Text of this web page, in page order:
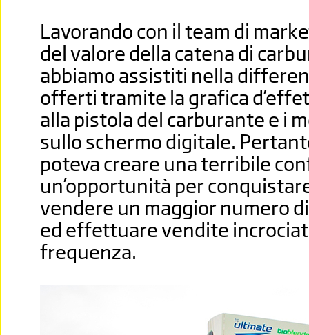
Lavorando con il team di
del valore della catena di
abbiamo assistiti nella
offerti tramite la grafica
alla pistola del carburante e i
sullo schermo digitale.
poteva creare una terribile
un’opportunità per
vendere un maggior numero
ed effettuare vendite
frequenza.